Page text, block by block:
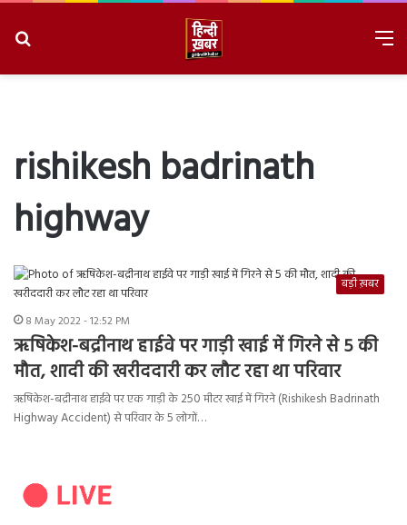
rishikesh badrinath
highway
बड़ी ख़बर
8 May 2022 - 12:52 PM
ऋषिकेश-बद्रीनाथ हाईवे पर गाड़ी खाई में गिरने से 5 की
मौत, शादी की खरीददारी कर लौट रहा था परिवार
ऋषिकेश-बद्रीनाथ हाईवे पर एक गाड़ी के 250 मीटर खाई में गिरने (Rishikesh Badrinath
Highway Accident) से परिवार के 5 लोगों…